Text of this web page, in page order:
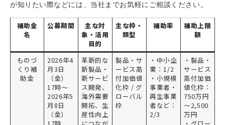
が知りたい際などには、当社までお気軽にご相談ください。
補助金
名
公募期間
主な対
象・活用
目的
主な枠・
類型
補助率
補助上限
額
ものづ
くり補
助金
2026年4
月3日
（金）
17時～
2026年5
月8日
（金）
革新的な
新製品・
新サービ
ス開発、
海外需要
開拓、生
産性向上
製品・サ
ービス高
付加価値
化枠 / グ
ローバル
枠
・中小企
業：1/2
・小規模
事業者・
再生事業
者など：
2/3
・製品・
サービス
高付加価
値化枠：
750万円
～2,500
万円